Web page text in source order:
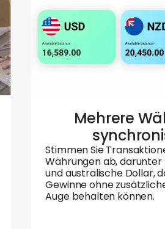
Mehrere
Stimmen Sie
Währungen ab, darunter
und australische Dollar,
Gewinne ohne
Auge behalten können.